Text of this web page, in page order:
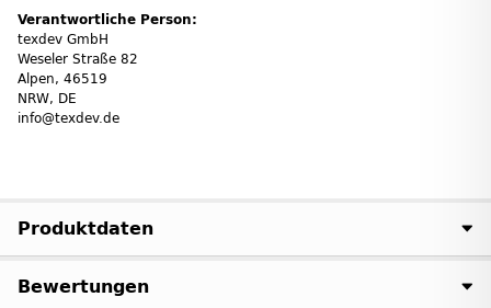
Verantwortliche Person:
texdev GmbH
Weseler Straße 82
Alpen, 46519
NRW, DE
info@texdev.de
Produktdaten
Bewertungen